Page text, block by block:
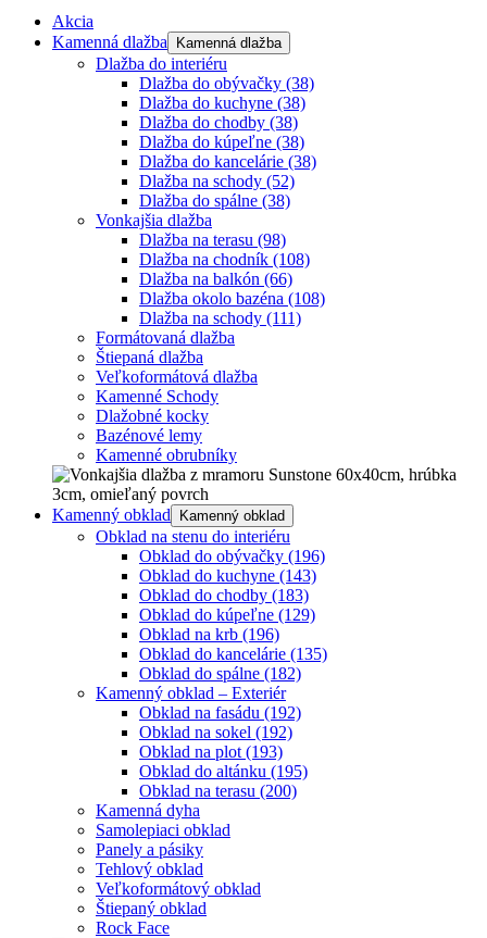
Akcia
Kamenná dlažba
Kamenná dlažba
Dlažba do interiéru
Dlažba do obývačky (38)
Dlažba do kuchyne (38)
Dlažba do chodby (38)
Dlažba do kúpeľne (38)
Dlažba do kancelárie (38)
Dlažba na schody (52)
Dlažba do spálne (38)
Vonkajšia dlažba
Dlažba na terasu (98)
Dlažba na chodník (108)
Dlažba na balkón (66)
Dlažba okolo bazéna (108)
Dlažba na schody (111)
Formátovaná dlažba
Štiepaná dlažba
Veľkoformátová dlažba
Kamenné Schody
Dlažobné kocky
Bazénové lemy
Kamenné obrubníky
Kamenný obklad Kamenný obklad
Obklad na stenu do interiéru
Obklad do obývačky (196)
Obklad do kuchyne (143)
Obklad do chodby (183)
Obklad do kúpeľne (129)
Obklad na krb (196)
Obklad do kancelárie (135)
Obklad do spálne (182)
Kamenný obklad – Exteriér
Obklad na fasádu (192)
Obklad na sokel (192)
Obklad na plot (193)
Obklad do altánku (195)
Obklad na terasu (200)
Kamenná dyha
Samolepiaci obklad
Panely a pásiky
Tehlový obklad
Veľkoformátový obklad
Štiepaný obklad
Rock Face